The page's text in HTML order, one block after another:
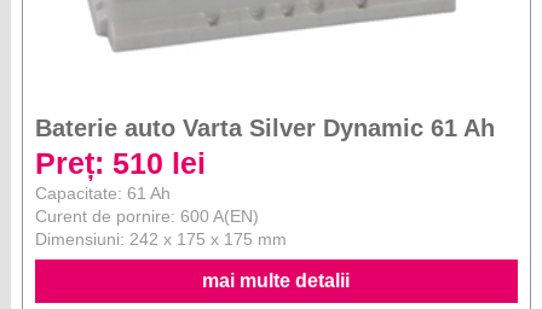
Baterie auto Varta Silver Dynamic 61 Ah
Preț: 510 lei
Capacitate: 61 Ah
Curent de pornire: 600 A(EN)
Dimensiuni: 242 x 175 x 175 mm
mai multe detalii